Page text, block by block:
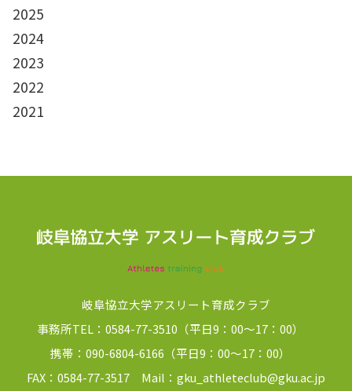
2025
2024
2023
2022
2021
岐阜協立大学アスリート育成クラブ
事務所TEL：0584-77-3510（平日9：00～17：00）
携帯：090-6804-6166（平日9：00～17：00）
FAX：0584-77-3517 Mail：gku_athleteclub@gku.ac.jp